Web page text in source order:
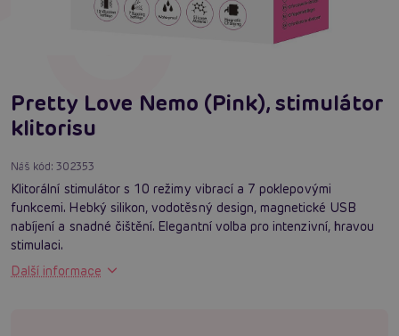
Pretty Love Nemo (Pink), stimulátor
klitorisu
Náš kód:302353
Klitorální stimulátor s 10 režimy vibrací a 7 poklepovými
funkcemi. Hebký silikon, vodotěsný design, magnetické USB
nabíjení a snadné čištění. Elegantní volba pro intenzivní, hravou
stimulaci.
Další informace